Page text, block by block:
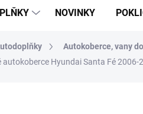
NOVINKY
Autokoberce, vany
autokoberce Hyundai Santa Fé 2006-